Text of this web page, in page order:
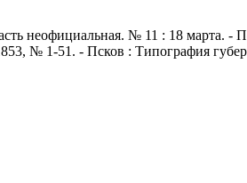
неофициальная. № 11 : 18 марта. -
№ 1-51. - Псков : Типография